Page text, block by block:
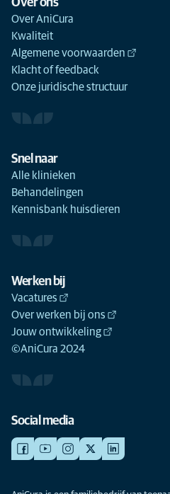
Over ons
Over AniCura
Kwaliteit
Algemene voorwaarden
Klacht of feedback
Onze juridische structuur
Snel naar
Alle klinieken
Behandelingen
Kennisbank huisdieren
Werken bij
Vacatures
Over werken bij ons
Jouw ontwikkeling
©AniCura 2024
Social media